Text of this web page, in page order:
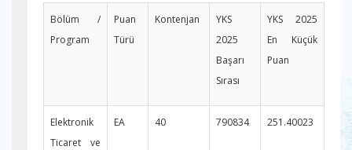
Bölüm /
Program
Puan
Türü
Kontenjan
YKS
2025
Başarı
Sırası
YKS 2025
En Küçük
Puan
Elektronik
Ticaret ve
EA 40 790834 251.40023